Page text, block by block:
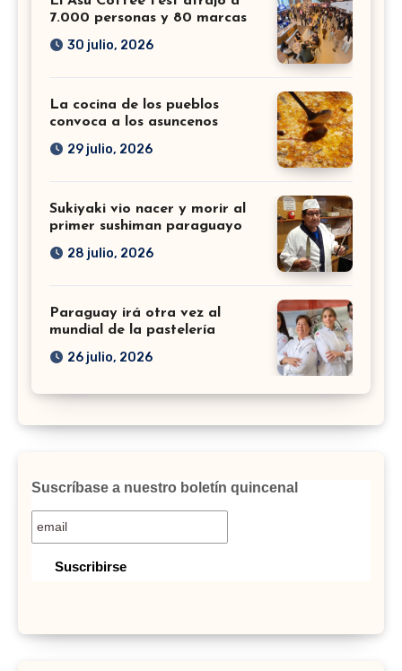
7.000 personas y 80 marcas
30 julio, 2026
La cocina de los pueblos
convoca a los asuncenos
29 julio, 2026
Sukiyaki vio nacer y morir al
primer sushiman paraguayo
28 julio, 2026
Paraguay irá otra vez al
mundial de la pastelería
26 julio, 2026
Suscríbase a nuestro boletín quincenal